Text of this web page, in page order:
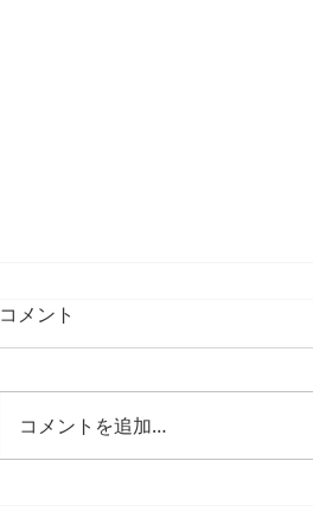
咬み合わせを診る
コメント
コメントを追加…